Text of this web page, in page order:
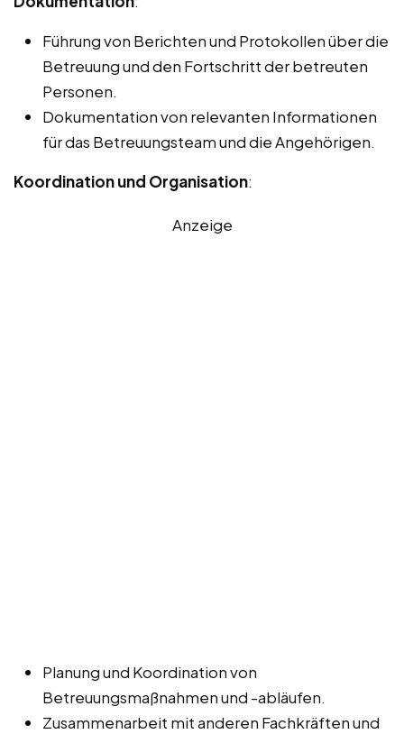
Führung von Berichten und Protokollen über die
Betreuung und den Fortschritt der betreuten
Personen.
Dokumentation von relevanten Informationen
für das Betreuungsteam und die Angehörigen.
Koordination und Organisation:
Anzeige
Planung und Koordination von
Betreuungsmaßnahmen und -abläufen.
Zusammenarbeit mit anderen Fachkräften und